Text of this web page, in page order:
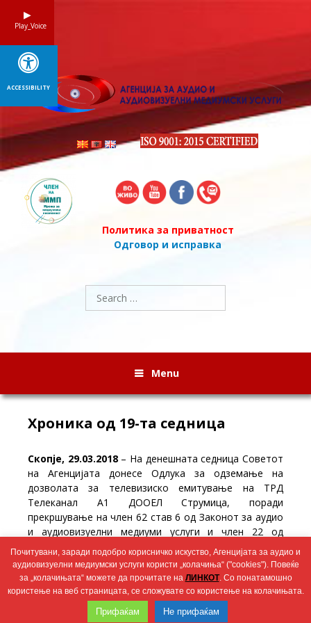
Политика за приватност
Одговор и исправка
Search
for:
Menu
Хроника од 19-та седница
Скопје, 29.03.2018– На денешната седница Советот
на Агенцијата донесе Одлука за одземање на
дозволата за телевизиско емитување на ТРД
Телеканал А1 ДООЕЛ Струмица, поради
прекршување на член 62 став 6 од Законот за аудио
и аудиовизуелни медиуми услуги и член 22 од
Правилникот за минимални технички, просторни,
финансиски и кадровски услови за добивање на
дозвола за радио и телевизиско емитување.
Почитувани, заради подобро корисничко искуство, Агенцијата за аудио и
аудиовизуелни медиумски услуги користи „колачиња“ ("cookies"). Повеќе
за „колачињата“ можете да прочитате на ЛИНКОТ. Со понатамошно
користење на веб страницата, се сложувате со користење на колачињата.
Прифаќам Не прифаќам
Play_Voice
ACCESSIBILITY